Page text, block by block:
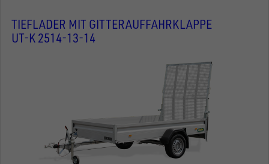
TIEFLADER MIT GITTERAUFFAHRKLAPPE
UT-K 2514-13-14